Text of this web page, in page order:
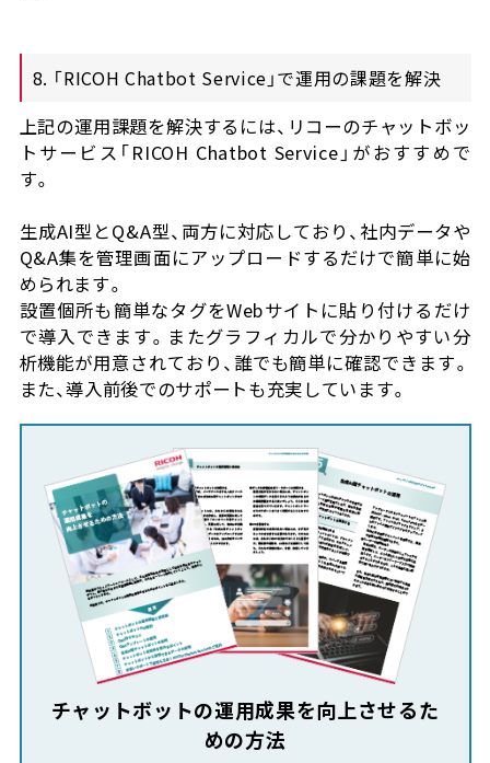
8. 「RICOH Chatbot Service」で運用の課題を解決
上記の運用課題を解決するには、リコーのチャットボッ
トサービス「RICOH Chatbot Service」がおすすめで
す。
生成AI型とQ&A型、両方に対応しており、社内データや
Q&A集を管理画面にアップロードするだけで簡単に始
められます。
設置個所も簡単なタグをWebサイトに貼り付けるだけ
で導入できます。またグラフィカルで分かりやすい分
析機能が用意されており、誰でも簡単に確認できます。
また、導入前後でのサポートも充実しています。
チャットボットの運用成果を向上させるた
めの方法